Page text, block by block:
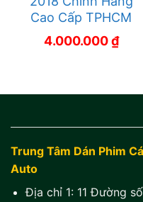
Cao Cấp TPHCM
4.000.000₫
Trung Tâm Dán Phim
Auto
Địa chỉ 1: 11 Đường